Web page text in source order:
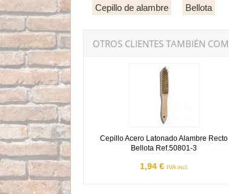
Cepillo de alambre Bellota
OTROS CLIENTES TAMBIÉN
Cepillo Acero Latonado Alambre Recto
Bellota Ref.50801-3
1,94 € IVA incl.